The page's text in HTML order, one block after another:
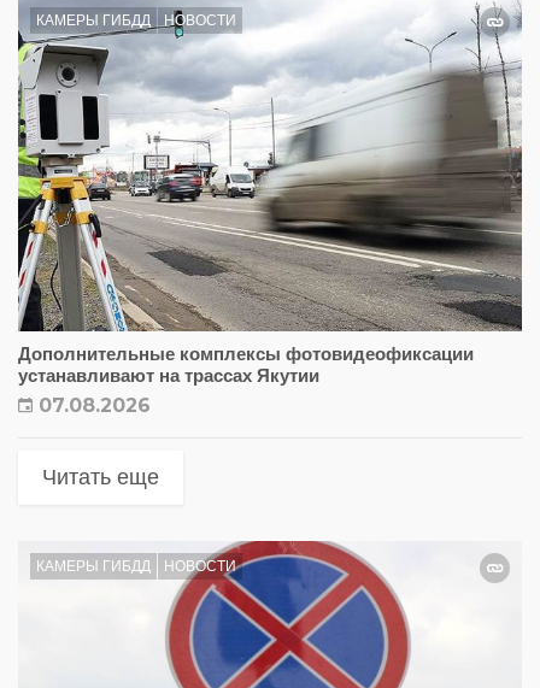
КАМЕРЫ ГИБДД НОВОСТИ
Дополнительные комплексы фотовидеофиксации
устанавливают на трассах Якутии
07.08.2026
Читать еще
КАМЕРЫ ГИБДД НОВОСТИ